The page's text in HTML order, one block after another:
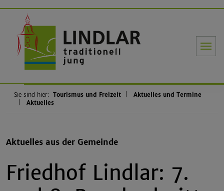
Sie sind hier: Tourismus und Freizeit
Aktuelles und Termine
Aktuelles
Aktuelles aus der Gemeinde
Friedhof Lindlar: 7.